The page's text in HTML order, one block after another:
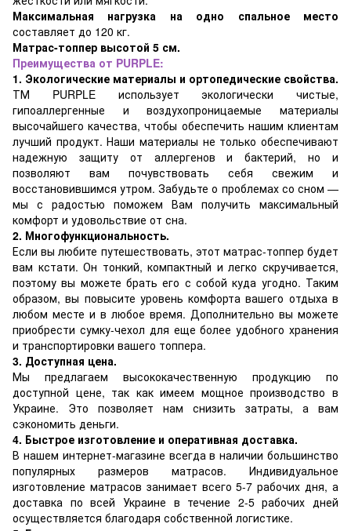
Максимальная нагрузка на одно спальное место
составляет до 120 кг.
Матрас-топпер высотой 5 см.
Преимущества от PURPLE:
1. Экологические материалы и ортопедические свойства.
ТМ PURPLE использует экологически чистые,
гипоаллергенные и воздухопроницаемые материалы
высочайшего качества, чтобы обеспечить нашим клиентам
лучший продукт. Наши материалы не только обеспечивают
надежную защиту от аллергенов и бактерий, но и
позволяют вам почувствовать себя свежим и
восстановившимся утром. Забудьте о проблемах со сном —
мы с радостью поможем Вам получить максимальный
комфорт и удовольствие от сна.
2. Многофункциональность.
Если вы любите путешествовать, этот матрас-топпер будет
вам кстати. Он тонкий, компактный и легко скручивается,
поэтому вы можете брать его с собой куда угодно. Таким
образом, вы повысите уровень комфорта вашего отдыха в
любом месте и в любое время. Дополнительно вы можете
приобрести сумку-чехол для еще более удобного хранения
и транспортировки вашего топпера.
3. Доступная цена.
Мы предлагаем высококачественную продукцию по
доступной цене, так как имеем мощное производство в
Украине. Это позволяет нам снизить затраты, а вам
сэкономить деньги.
4. Быстрое изготовление и оперативная доставка.
В нашем интернет-магазине всегда в наличии большинство
популярных размеров матрасов. Индивидуальное
изготовление матрасов занимает всего 5-7 рабочих дня, а
доставка по всей Украине в течение 2-5 рабочих дней
осуществляется благодаря собственной логистике.